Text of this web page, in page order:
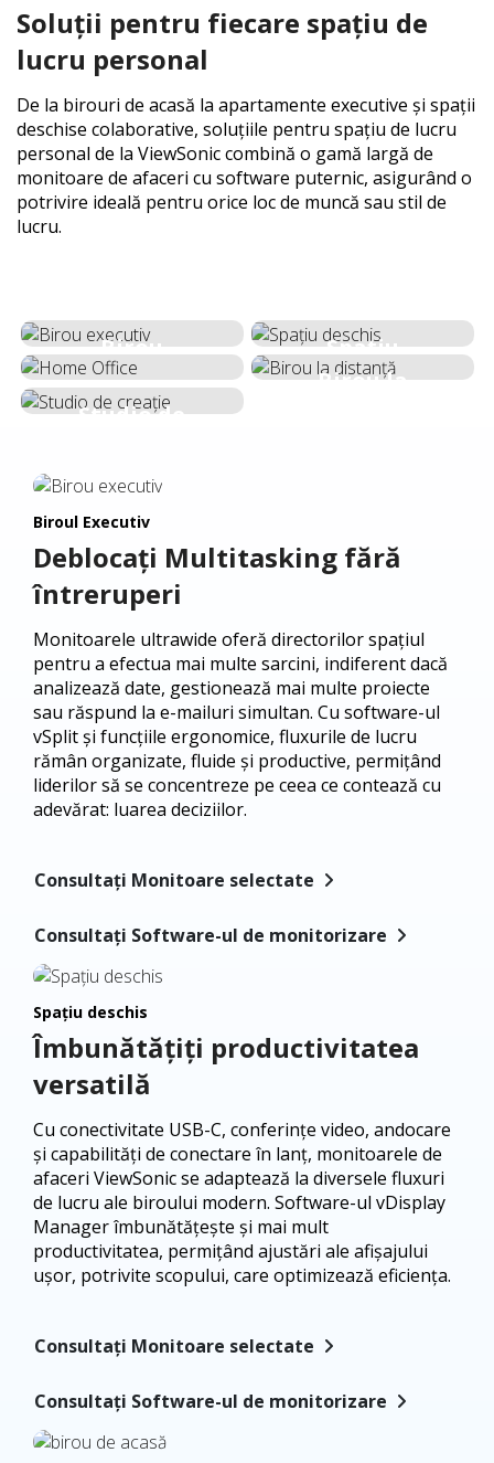
Soluții pentru fiecare spațiu de
lucru personal
De la birouri de acasă la apartamente executive și spații
deschise colaborative, soluțiile pentru spațiu de lucru
personal de la ViewSonic combină o gamă largă de
monitoare de afaceri cu software puternic, asigurând o
potrivire ideală pentru orice loc de muncă sau stil de
lucru.
Birou
executiv
Spațiu
deschis
Home Office
Birou la
Studio de
Biroul Executiv
Deblocați Multitasking fără
întreruperi
Monitoarele ultrawide oferă directorilor spațiul
pentru a efectua mai multe sarcini, indiferent dacă
analizează date, gestionează mai multe proiecte
sau răspund la e-mailuri simultan. Cu software-ul
vSplit și funcțiile ergonomice, fluxurile de lucru
rămân organizate, fluide și productive, permițând
liderilor să se concentreze pe ceea ce contează cu
adevărat: luarea deciziilor.
Consultați Monitoare selectate
Consultați Software-ul de monitorizare
Spațiu deschis
Îmbunătățiți productivitatea
versatilă
Cu conectivitate USB-C, conferințe video, andocare
și capabilități de conectare în lanț, monitoarele de
afaceri ViewSonic se adaptează la diversele fluxuri
de lucru ale biroului modern. Software-ul vDisplay
Manager îmbunătățește și mai mult
productivitatea, permițând ajustări ale afișajului
ușor, potrivite scopului, care optimizează eficiența.
Consultați Monitoare selectate
Consultați Software-ul de monitorizare